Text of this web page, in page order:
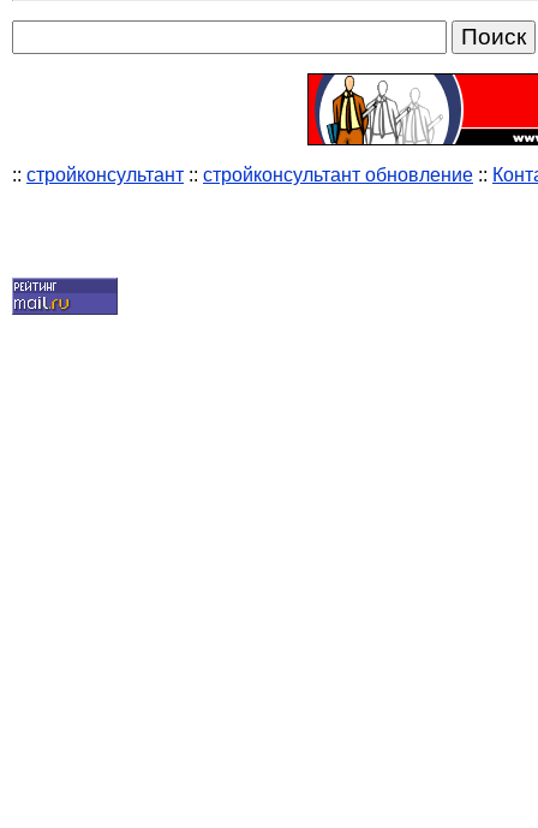
:: стройконсультант :: стройконсультант обновление ::